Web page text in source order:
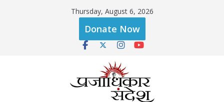
Thursday, August 6, 2026
Donate Now